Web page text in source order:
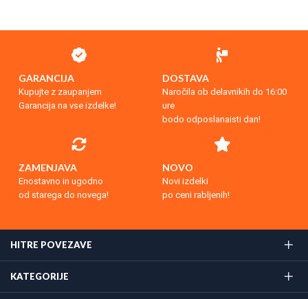
GARANCIJA
Kupujte z zaupanjem
Garancija na vse izdelke!
DOSTAVA
Naročila ob delavnikih do 16:00
ure
bodo odposlanaisti dan!
ZAMENJAVA
Enostavno in ugodno
od starega do novega!
NOVO
Novi izdelki
po ceni rabljenih!
HITRE POVEZAVE
KATEGORIJE